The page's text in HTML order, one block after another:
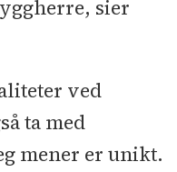
sier
ved
ta med
mener er unikt.